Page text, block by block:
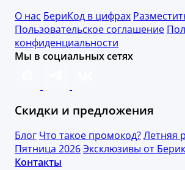
О нас БериКод в цифрах
Пользовательское соглашение
конфиденциальности
Мы в социальных сетях
Скидки и предложения
Блог Что такое промокод?Летняя
Пятница 2026Эксклюзивы от
Контакты